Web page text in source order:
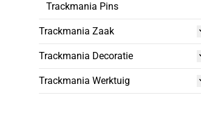
Trackmania Pins
Trackmania Zaak
Trackmania Decoratie
Trackmania Werktuig